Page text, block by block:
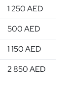
1 250 AED
500 AED
1 150 AED
2 850 AED